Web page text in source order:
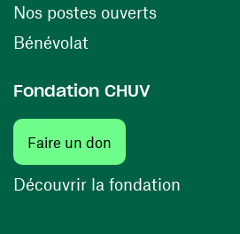
Nos postes ouverts(opens in
Bénévolat
Fondation CHUV
Faire un don
Découvrir la fondation